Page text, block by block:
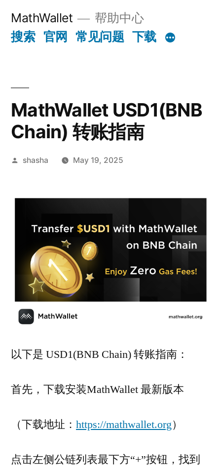
content
MathWallet 帮助中心
搜索 官网 常见问题 下载
MathWallet USD1(BNB
Chain) 转账指南
Posted
shasha May 19, 2025
以下是 USD1(BNB Chain) 转账指南：
首先，下载安装MathWallet 最新版本
（下载地址： https://mathwallet.org）
点击左侧公链列表最下方“+”按钮，找到